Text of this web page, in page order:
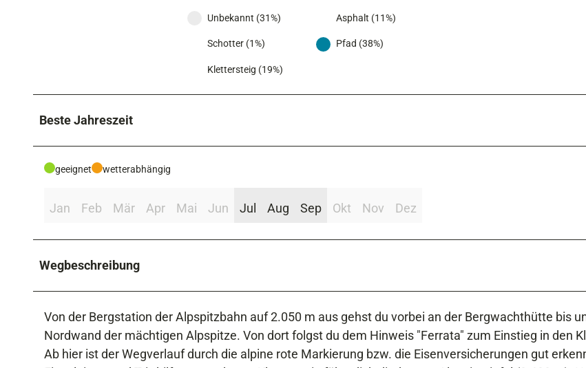
Unbekannt (31%) Asphalt (11%)
Schotter (1%) Pfad (38%)
Klettersteig (19%)
Beste Jahreszeit
geeignet wetterabhängig
Jan Feb Mär Apr Mai Jun Jul Aug Sep Okt Nov Dez
Wegbeschreibung
Von der Bergstation der Alpspitzbahn auf 2.050 m aus gehst du vorbei an der Bergwachthütte bis
Nordwand der mächtigen Alpspitze. Von dort folgst du dem Hinweis "Ferrata" zum Einstieg in den
Ab hier ist der Wegverlauf durch die alpine rote Markierung bzw. die Eisenversicherungen gut